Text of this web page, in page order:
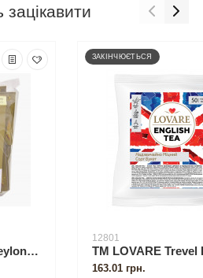
ТМ LOVARE Trevel Ceylon tea пакетований 50 по 2 г (Golden Ceylon)
ЗАКІНЧЮЄТЬСЯ
12801
163.01 грн.